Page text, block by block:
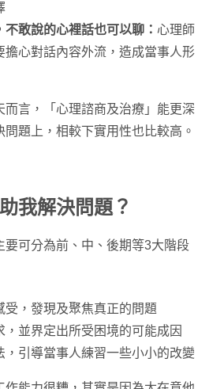
敢說的心裡話也可以聊： 心理師
擔心對話內容外流，造成當事人形
而言，「心理諮商及治療」能更深
題上，相較下實用性也比較高。
我解決問題？
要可分為前、中、後期等3大階段
受，發現及聚焦真正的問題
，並界定出所受困境的可能成因
，引導當事人練習一些小小的改變